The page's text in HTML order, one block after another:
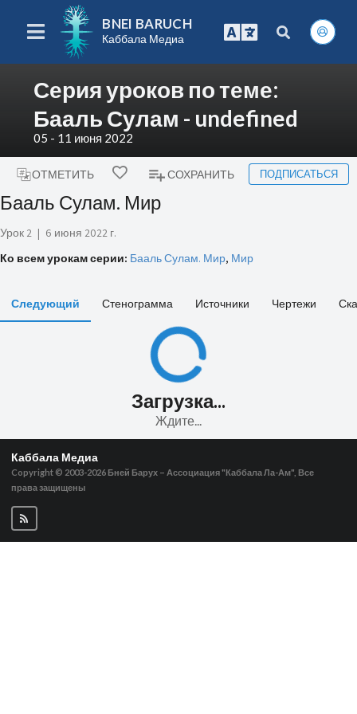
BNEI BARUCH
Каббала Медиа
Серия уроков по теме:
Бааль Сулам - undefined
05 - 11 июня 2022
ОТМЕТИТЬ СОХРАНИТЬ ПОДПИСАТЬСЯ
Бааль Сулам. Мир
Урок 2 | 6 июня 2022 г.
Ко всем урокам серии: Бааль Сулам. Мир, Мир
Следующий Стенограмма Источники Чертежи
Загрузка...
Ждите...
Каббала Медиа
Copyright © 2003-2026 Бней Барух – Ассоциация "Каббала Ла-Ам", Все
права защищены